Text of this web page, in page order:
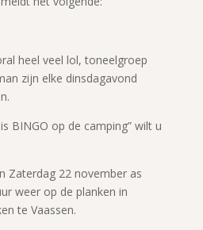
heel veel lol, toneelgroep
zijn elke dinsdagavond
BINGO op de camping” wilt u
Zaterdag 22 november as
weer op de planken in
te Vaassen.